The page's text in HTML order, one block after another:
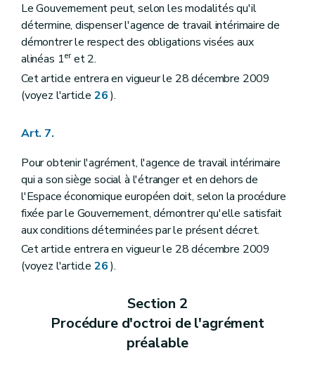
Le Gouvernement peut, selon les modalités qu'il
détermine, dispenser l'agence de travail intérimaire de
démontrer le respect des obligations visées aux
alinéas 1eret 2.
Cet article entrera en vigueur le 28 décembre 2009
(voyez l'article 26).
Art. 7.
Pour obtenir l'agrément, l'agence de travail intérimaire
qui a son siège social à l'étranger et en dehors de
l'Espace économique européen doit, selon la procédure
fixée par le Gouvernement, démontrer qu'elle satisfait
aux conditions déterminées par le présent décret.
Cet article entrera en vigueur le 28 décembre 2009
(voyez l'article 26).
Section 2
Procédure d'octroi de l'agrément
préalable